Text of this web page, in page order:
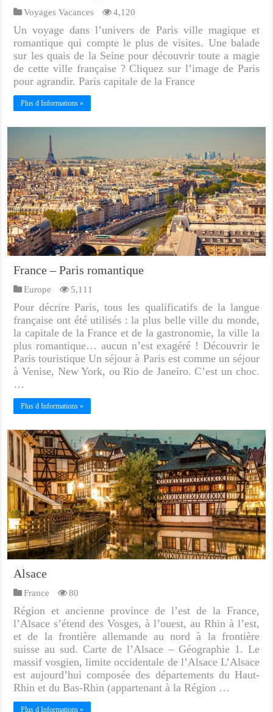
Voyages Vacances 4,120
Un voyage dans l’univers de Paris ville magique et
romantique qui compte le plus de visites. Une balade
sur les quais de la Seine pour découvrir toute a magie
de cette ville française ? Cliquez sur l’image de Paris
pour agrandir. Paris capitale de la France
Plus d Informations »
France – Paris romantique
Europe 5,111
Pour décrire Paris, tous les qualificatifs de la langue
française ont été utilisés : la plus belle ville du monde,
la capitale de la France et de la gastronomie, la ville la
plus romantique… aucun n’est exagéré ! Découvrir le
Paris touristique Un séjour à Paris est comme un séjour
à Venise, New York, ou Rio de Janeiro. C’est un choc.
…
Plus d Informations »
Alsace
France 80
Région et ancienne province de l’est de la France,
l’Alsace s’étend des Vosges, à l’ouest, au Rhin à l’est,
et de la frontière allemande au nord à la frontière
suisse au sud. Carte de l’Alsace – Géographie 1. Le
massif vosgien, limite occidentale de l’Alsace L’Alsace
est aujourd’hui composée des départements du Haut-
Rhin et du Bas-Rhin (appartenant à la Région …
Plus d Informations »